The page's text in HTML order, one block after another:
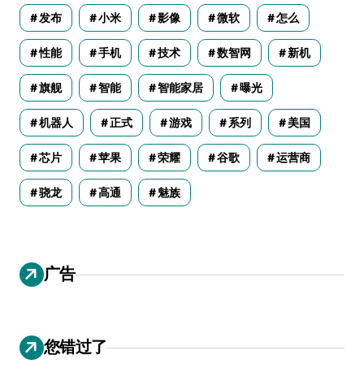
发布 小米 影像 微软 怎么
性能 手机 技术 数智网 新机
旗舰 智能 智能家居 曝光
机器人 正式 游戏 系列 美国
芯片 苹果 荣耀 谷歌 运营商
骁龙 高通 魅族
广告
您错过了